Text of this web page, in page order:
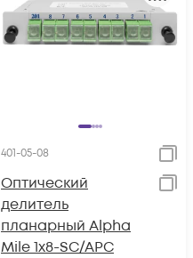
401-05-08
Оптический
делитель
планарный Alpha
Mile 1x8-SC/APC